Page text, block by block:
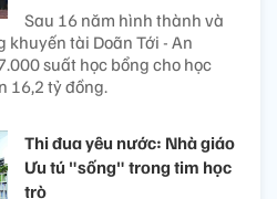
Sau 16 năm hình thành và
khuyến tài Doãn Tới - An
suất học bổng cho học
16,2 tỷ đồng.
Thi đua yêu nước: Nhà giáo
Ưu tú "sống" trong tim học
trò